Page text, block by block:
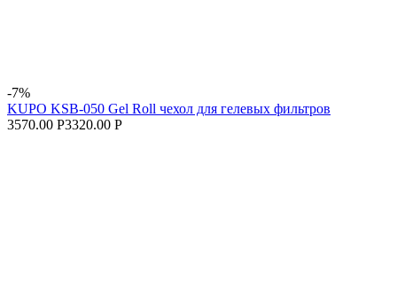
-7%
KUPO KSB-050 Gel Roll чехол для гелевых фильтров
3570.00 Р3320.00 Р